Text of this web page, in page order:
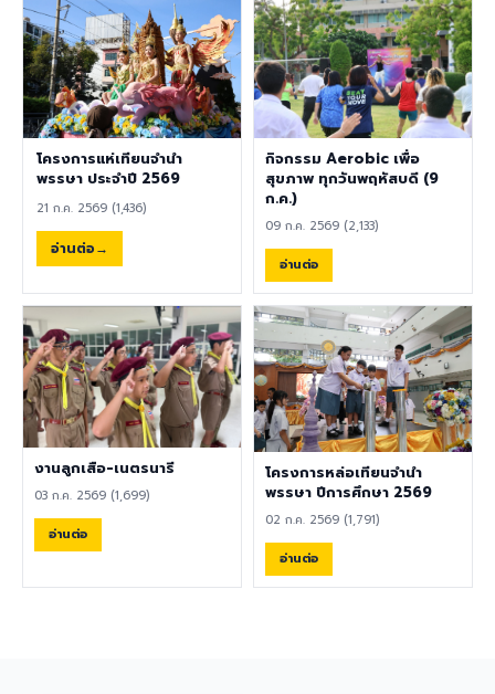
6,500 บาท/เดือน สวัสดิการ
การต่ออายุ Visa และ Work
Permit ประกันสุขภาพเอกชน
คุณสมบัติประจำตำแหน่ง สำเร็จ
การศึกษาระดับปริญญาตรี ใน
สาขาวิชาคณิตศาสตร์ ภาษา
อังกฤษ วิทยาศาสตร์
สังคมศึกษา สุขศึกษา/
พลศึกษา ศิลปะ หรือสาขาอื่นที่
เป็นภาษาแม่ (Native English
Speaker) หรือหากไม่ใช่เจ้าของ
ภาษาอังกฤษ TOEIC ไม่ต่ำกว่า
785 คะแนน หากมีประสบการณ์
ด้านการจัดการเรียนการสอนจะ
ได้รับการพิจารณาเป็นพิเศษ
เอกสารประกอบการสมัครและ
การติดต่อ ผู้สนใจสามารถส่ง
ประวัติส่วนตัว (CV), สำเนา
หนังสือเดินทาง (Passport),
สำเนาใบปริญญาบัตร, เอกสาร
รับรองอื่น ๆ ที่เกี่ยวข้อง พร้อม
ทั้งวิดีโอแนะนำตัวสั้น ๆ (Short
Introduction Video) ได้ที่
โครงการแห่เทียนจำนำ
พรรษา ประจำปี 2569
21 ก.ค. 2569 (1,436)
อ่านต่อ
กิจกรรม Aerobic เพื่อ
สุขภาพ ทุกวันพฤหัสบดี (9
ก.ค.)
09 ก.ค. 2569 (2,133)
อ่านต่อ
งานลูกเสือ-เนตรนารี
03 ก.ค. 2569 (1,699)
อ่านต่อ
โครงการหล่อเทียนจำนำ
พรรษา ปีการศึกษา 2569
02 ก.ค. 2569 (1,791)
อ่านต่อ